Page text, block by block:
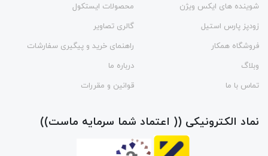
شوینده های ایکس ویژن
محصولات ایستکول
زودپز پارس استیل
گالری تصاویر
فروشگاه همکار
راهنمای خرید و پیگیری سفارشات
وبلاگ
درباره ما
تماس با ما
قوانین و مقررات
نماد الکترونیکی (( اعتماد شما سرمایه ماست))